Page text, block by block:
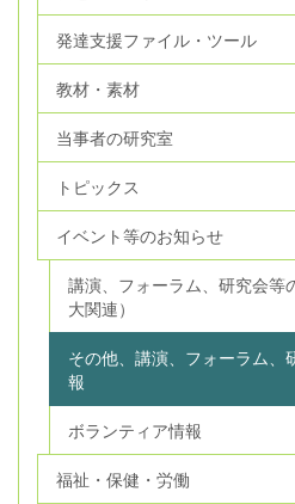
発達支援ファイル・ツール
教材・素材
当事者の研究室
トピックス
イベント等のお知らせ
講演、フォーラム、研究会等
大関連）
その他、講演、フォーラム、
報
ボランティア情報
福祉・保健・労働